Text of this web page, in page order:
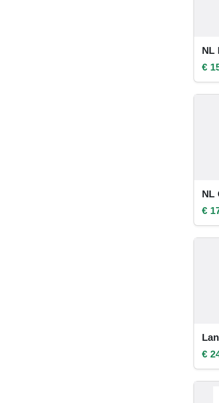
NL
€
NL
€
€